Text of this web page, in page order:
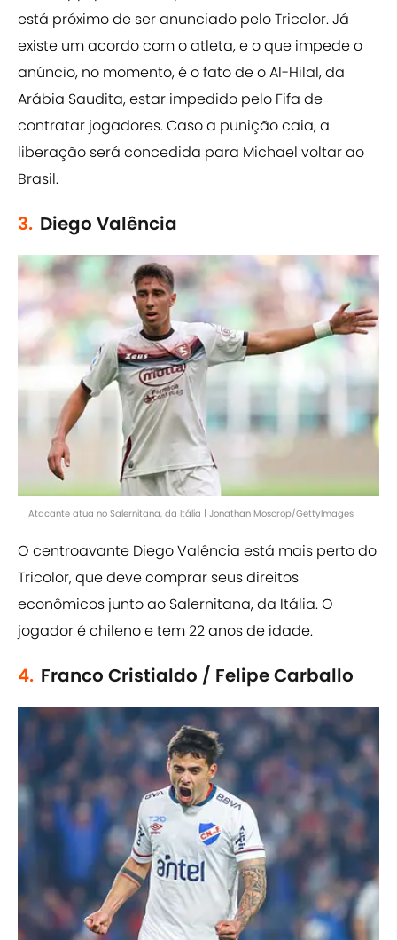
está próximo de ser anunciado pelo Tricolor. Já
existe um acordo com o atleta, e o que impede o
anúncio, no momento, é o fato de o Al-Hilal, da
Arábia Saudita, estar impedido pelo Fifa de
contratar jogadores. Caso a punição caia, a
liberação será concedida para Michael voltar ao
Brasil.
3. Diego Valência
Atacante atua no Salernitana, da Itália | Jonathan Moscrop/GettyImages
O centroavante Diego Valência está mais perto do
Tricolor, que deve comprar seus direitos
econômicos junto ao Salernitana, da Itália. O
jogador é chileno e tem 22 anos de idade.
4. Franco Cristialdo / Felipe Carballo